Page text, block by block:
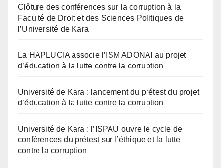
Faculté de Droit et des Sciences Politiques de
l’Université de Kara
d’éducation à la lutte contre la corruption
d’éducation à la lutte contre la corruption
conférences du prétest sur l’éthique et la lutte
contre la corruption